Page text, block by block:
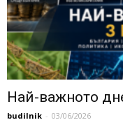
Най-важното
budilnik - 03/06/2026